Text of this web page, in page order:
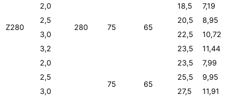
Z280
2,0
280 75 65
18,5
7,19
2,5
20,5
8,95
3,0
22,5
10,72
3,2
23,5 11,44
2,0
75 65
23,5
7,99
2,5
25,5
9,95
3,0
27,5
11,91